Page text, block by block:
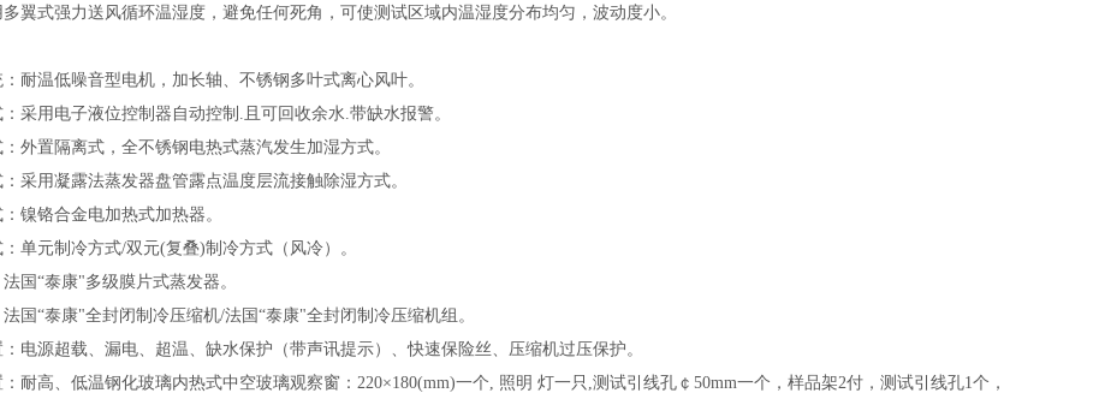
翼式强力送风循环温湿度，避免任何死角，可使测试区域内温湿度分布均匀，波动度小。
耐温低噪音型电机，加长轴、不锈钢多叶式离心风叶。
采用电子液位控制器自动控制 .且可回收余水.带缺水报警。
外置隔离式，全不锈钢电热式蒸汽发生加湿方式。
：采用凝露法蒸发器盘管露点温度层流接触除湿方式。
镍铬合金电加热式加热器。
单元制冷方式/双元(复叠)制冷方式（风冷）。
国 “泰康"多级膜片式蒸发器。
国“泰康"全封闭制冷压缩机/法国“泰康"全封闭制冷压缩机组。
电源超载、漏电、超温、缺水保护（带声讯提示）、快速保险丝、压缩机过压保护。
耐高、低温钢化玻璃内热式中空玻璃观察窗： 220×180(mm)一个, 照明 灯一只,测试引线孔￠50mm一个，样品架2付，测试引线孔1个，